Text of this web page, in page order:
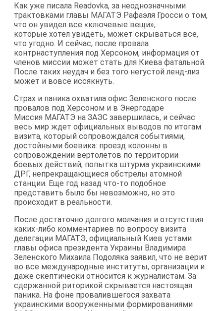
Как уже писала Readovka, за неоднозначными
трактовками главы МАГАТЭ Рафаэля Гросси о том,
что он увидел все «ключевые вещи»,
которые хотел увидеть, может скрываться все,
что угодно. И сейчас, после провала
контрнаступления под Херсоном, информация от
членов миссии может стать для Киева фатальной.
После таких неудач и без того негустой ленд-лиз
может и вовсе иссякнуть.
Страх и паника охватила офис Зеленского после
провалов под Херсоном и в Энергодаре
Миссия МАГАТЭ на ЗАЭС завершилась, и сейчас
весь мир ждет официальных выводов по итогам
визита, который сопровождался событиями,
достойными боевика: проезд колонны в
сопровождении вертолетов по территории
боевых действий, попытка штурма украинскими
ДРГ, непрекращающиеся обстрелы атомной
станции. Еще год назад что-то подобное
представить было бы невозможно, но это
происходит в реальности.
После достаточно долгого молчания и отсутствия
каких-либо комментариев по вопросу визита
делегации МАГАТЭ, официальный Киев устами
главы офиса президента Украины Владимира
Зеленского Михаила Подоляка заявил, что не верит
во все международные институты, организации и
даже скептически относится к журналистам. За
сдержанной риторикой скрывается настоящая
паника. На фоне провалившегося захвата
украинскими вооруженными формированиями